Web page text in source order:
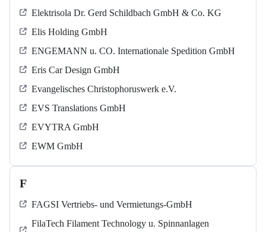
Elektrisola Dr. Gerd Schildbach GmbH & Co. KG
Elis Holding GmbH
ENGEMANN u. CO. Internationale Spedition GmbH
Eris Car Design GmbH
Evangelisches Christophoruswerk e.V.
EVS Translations GmbH
EVYTRA GmbH
EWM GmbH
F
FAGSI Vertriebs- und Vermietungs-GmbH
FilaTech Filament Technology u. Spinnanlagen